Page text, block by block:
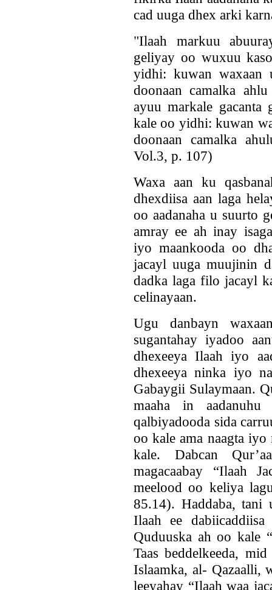
cad uuga dhex arki
"Ilaah markuu
geliyay oo wuxuu
yidhi: kuwan waxaan
doonaan camalka
ayuu markale gacanta
kale oo yidhi: kuwan
doonaan camalka
Vol.3, p. 107)
Waxa aan ku
dhexdiisa aan laga
oo aadanaha u suurto
amray ee ah inay
iyo maankooda oo
jacayl uuga muujinin
dadka laga filo jacayl
celinayaan.
Ugu danbayn
sugantahay iyadoo
dhexeeya Ilaah iyo
dhexeeya ninka iyo
Gabaygii Sulaymaan.
maaha in
qalbiyadooda sida
oo kale ama naagta
kale. Dabcan
magacaabay “Ilaah
meelood oo keliya
85.14). Haddaba, tani
Ilaah ee
Quduuska ah oo kale
Taas beddelkeeda,
Islaamka, al- Qazaalli,
leeyahay “Ilaah waa